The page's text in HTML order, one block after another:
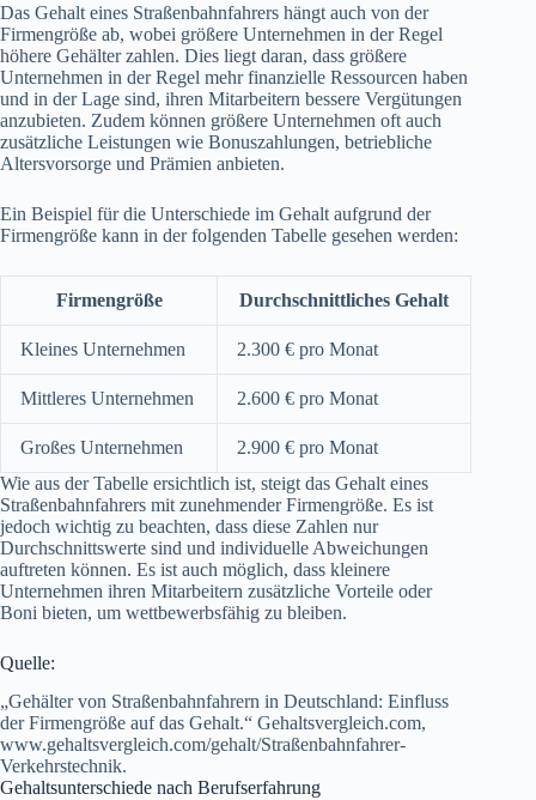
Das Gehalt eines Straßenbahnfahrers hängt auch von der
Firmengröße ab, wobei größere Unternehmen in der Regel
höhere Gehälter zahlen. Dies liegt daran, dass größere
Unternehmen in der Regel mehr finanzielle Ressourcen haben
und in der Lage sind, ihren Mitarbeitern bessere Vergütungen
anzubieten. Zudem können größere Unternehmen oft auch
zusätzliche Leistungen wie Bonuszahlungen, betriebliche
Altersvorsorge und Prämien anbieten.
Ein Beispiel für die Unterschiede im Gehalt aufgrund der
Firmengröße kann in der folgenden Tabelle gesehen werden:
Firmengröße Durchschnittliches Gehalt
Kleines Unternehmen 2.300 € pro Monat
Mittleres Unternehmen 2.600 € pro Monat
Großes Unternehmen
2.900 € pro Monat
Wie aus der Tabelle ersichtlich ist, steigt das Gehalt eines
Straßenbahnfahrers mit zunehmender Firmengröße. Es ist
jedoch wichtig zu beachten, dass diese Zahlen nur
Durchschnittswerte sind und individuelle Abweichungen
auftreten können. Es ist auch möglich, dass kleinere
Unternehmen ihren Mitarbeitern zusätzliche Vorteile oder
Boni bieten, um wettbewerbsfähig zu bleiben.
Quelle:
„Gehälter von Straßenbahnfahrern in Deutschland: Einfluss
der Firmengröße auf das Gehalt.“ Gehaltsvergleich.com,
www.gehaltsvergleich.com/gehalt/Straßenbahnfahrer-
Verkehrstechnik.
Gehaltsunterschiede nach Berufserfahrung